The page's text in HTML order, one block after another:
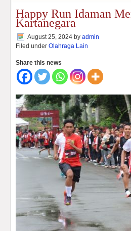
Happy Run Idaman
Kartanegara
August 25, 2024 by admin
Filed under Olahraga Lain
Share this news